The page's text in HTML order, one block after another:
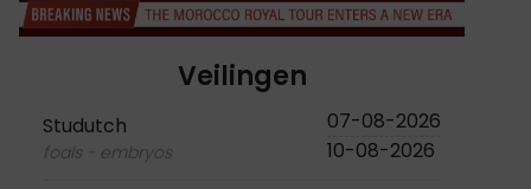
Veilingen
Studutch
foals - embryos
07-08-2026
10-08-2026